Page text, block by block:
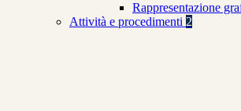
Rappresentazione
Attività e procedimenti 2